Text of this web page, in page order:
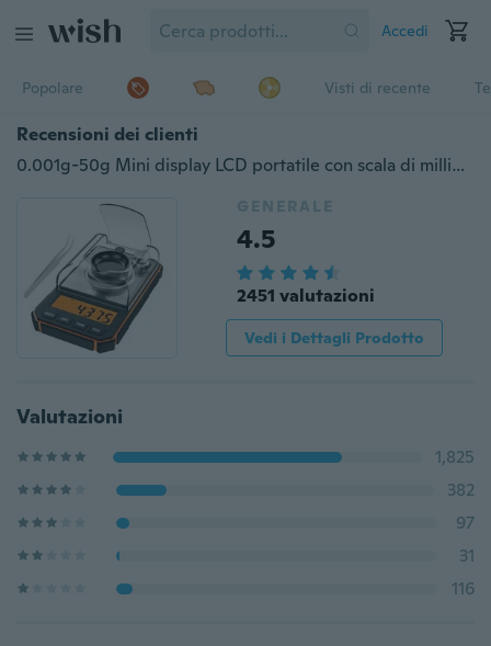
Accedi
Popolare Visti di recente
Recensioni dei clienti
0.001g-50g Mini display LCD portatile con scala di milligrammi digitale con pinzette per pesi di calibrazione da 50g
GENERALE
4.5
2451 valutazioni
Vedi i Dettagli Prodotto
Valutazioni
1,825
382
97
31
116